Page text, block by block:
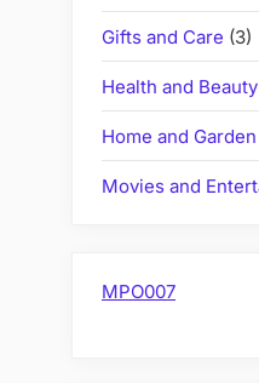
Gifts and Care (3)
Health and Beauty
Home and Garden
Movies and
MPO007